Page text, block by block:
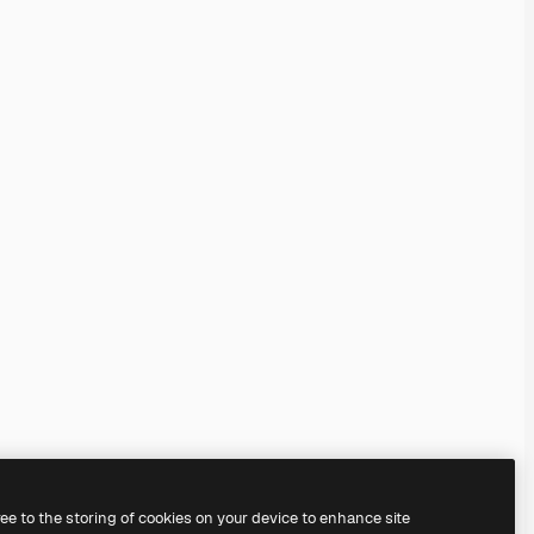
to the storing of cookies on your device to enhance site